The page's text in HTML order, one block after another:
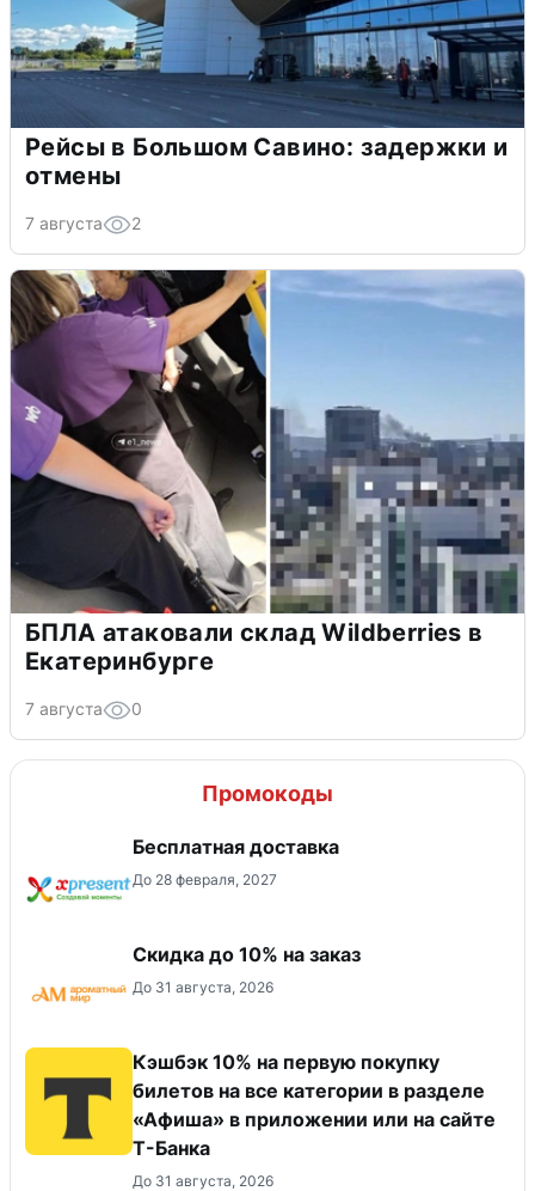
Рейсы в Большом Савино: задержки и
отмены
7 августа 2
БПЛА атаковали склад Wildberries в
Екатеринбурге
7 августа 0
Промокоды
Бесплатная доставка
До 28 февраля, 2027
Скидка до 10% на заказ
До 31 августа, 2026
Кэшбэк 10% на первую покупку
билетов на все категории в разделе
«Афиша» в приложении или на сайте
Т-Банка
До 31 августа, 2026